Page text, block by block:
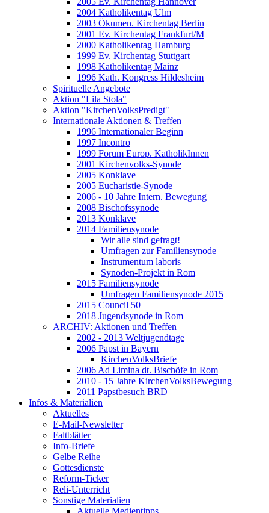
2004 Katholikentag Ulm
2003 Ökumen. Kirchentag Berlin
2001 Ev. Kirchentag Frankfurt/M
2000 Katholikentag Hamburg
1999 Ev. Kirchentag Stuttgart
1998 Katholikentag Mainz
1996 Kath. Kongress Hildesheim
Spirituelle Angebote
Aktion "Lila Stola"
Aktion "KirchenVolksPredigt"
Internationale Aktionen & Treffen
1996 Internationaler Beginn
1997 Incontro
1999 Forum Europ. KatholikInnen
2001 Kirchenvolks-Synode
2005 Konklave
2005 Eucharistie-Synode
2006 - 10 Jahre Intern. Bewegung
2008 Bischofssynode
2013 Konklave
2014 Familiensynode
Wir alle sind gefragt!
Umfragen zur Familiensynode
Instrumentum laboris
Synoden-Projekt in Rom
2015 Familiensynode
Umfragen Familiensynode 2015
2015 Council 50
2018 Jugendsynode in Rom
ARCHIV: Aktionen und Treffen
2002 - 2013 Weltjugendtage
2006 Papst in Bayern
KirchenVolksBriefe
2006 Ad Limina dt. Bischöfe in Rom
2010 - 15 Jahre KirchenVolksBewegung
2011 Papstbesuch BRD
Infos & Materialien
Aktuelles
E-Mail-Newsletter
Faltblätter
Info-Briefe
Gelbe Reihe
Gottesdienste
Reform-Ticker
Reli-Unterricht
Sonstige Materialien
Aktuelle Medientipps